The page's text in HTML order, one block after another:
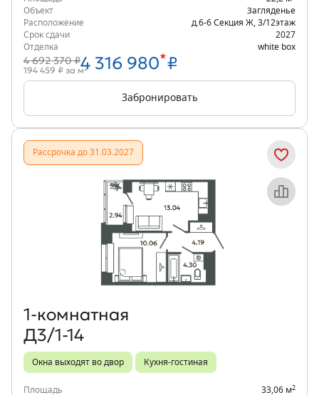
Объект
Загляденье
Расположение
д.6-6 Секция Ж 3/12этаж
Срок сдачи
2027
Отделка
white box
4 692 370 ₽4 316 980*₽
194 459 ₽ за м2
Забронировать
Рассрочка до 31.03.2027
Объект месяца
1‑комнатная
Д3/1-14
Окна выходят во двор Кухня-гостиная
Площадь 33,06 м2